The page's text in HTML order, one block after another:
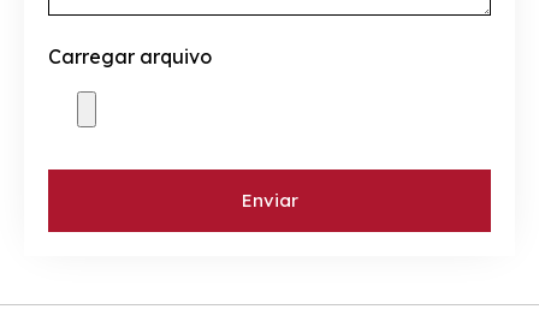
Carregar arquivo
Enviar